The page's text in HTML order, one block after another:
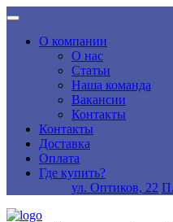
О компании
О нас
Статьи
Наша команда
Вакансии
Контакты
Контакты
Доставка
Оплата
Где купить?
ул. Оптиков, 22